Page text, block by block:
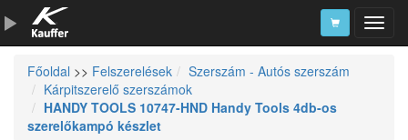
Szerszámkatalógus
Kosár
Főoldal >> Felszerelések
Szerszám - Autós szerszám
Kárpitszerelő szerszámok
HANDY TOOLS 10747-HND Handy Tools 4db-os
szerelőkampó készlet